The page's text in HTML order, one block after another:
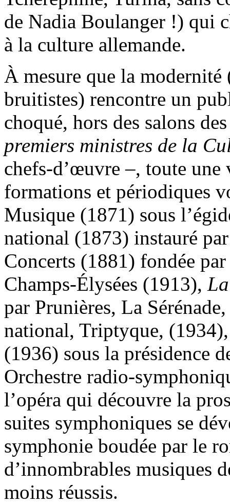
de Nadia Boulanger !) qui
à la culture allemande.
À mesure que la modernité
bruitistes) rencontre un
choqué, hors des salons
premiers ministres de la
chefs-d’œuvre –, toute une
formations et périodiques
Musique (1871) sous
national (1873) instauré
Concerts (1881) fondée
Champs-Élysées (1913),
par Prunières, La
national, Triptyque,
(1936) sous la présidence
Orchestre radio-
l’opéra qui découvre la
suites symphoniques se
symphonie boudée par le
d’innombrables musiques
moins réussis.